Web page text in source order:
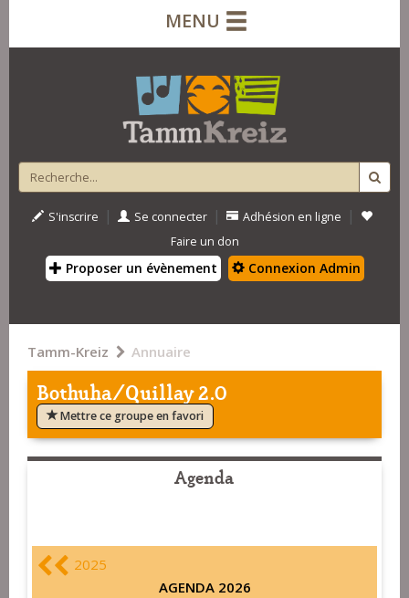
MENU
S'inscrire | Se connecter | Adhésion en ligne |
Faire un don
Proposer un évènement Connexion Admin
Tamm-Kreiz Annuaire
Bothuha/Quillay 2.0
Mettre ce groupe en favori
Agenda
2025
AGENDA 2026